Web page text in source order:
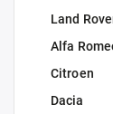
Land
Alfa
Citroen
Dacia